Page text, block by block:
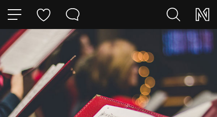
HOPPA TILL NAVIGERINGEN
HOPPA TILL INNEHÅLLET